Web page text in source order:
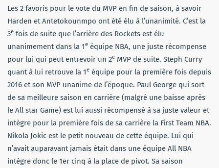
Les 2 favoris pour le vote du MVP en fin de saison, à savoir
Harden et Antetokounmpo ont été élu à l’unanimité. C’est la
3e fois de suite que l’arrière des Rockets est élu
unanimement dans la 1e équipe NBA, une juste récompense
pour lui qui peut entrevoir un 2e MVP de suite. Steph Curry
quant à lui retrouve la 1e équipe pour la première fois depuis
2016 et son MVP unanime de l’époque. Paul George qui sort
de sa meilleure saison en carrière (malgré une baisse après
le All star Game) est lui aussi récompensé à sa juste valeur et
intègre pour la première fois de sa carrière la First Team NBA.
Nikola Jokic est le petit nouveau de cette équipe. Lui qui
n’avait auparavant jamais était dans une équipe All NBA
intègre donc le 1er cinq à la place de pivot. Sa saison